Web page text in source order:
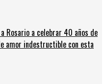
Rosario a celebrar 40 años de
amor indestructible con esta